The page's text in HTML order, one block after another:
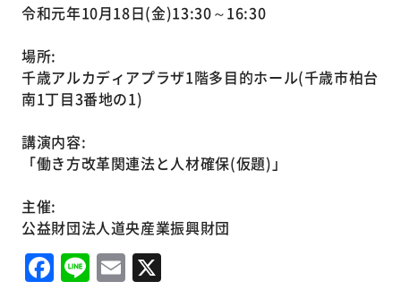
令和元年10月18日(金)13:30～16:30
場所:
千歳アルカディアプラザ1階多目的ホール(千歳市柏台
南1丁目3番地の1)
講演内容:
「働き方改革関連法と人材確保(仮題)」
主催:
公益財団法人道央産業振興財団
Facebook
LineEmail